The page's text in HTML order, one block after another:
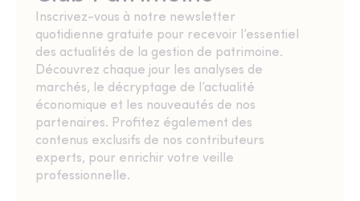
Inscrivez-vous à notre newsletter
quotidienne gratuite pour recevoir l’essentiel
des actualités de la gestion de patrimoine.
Découvrez chaque jour les analyses de
marchés, le décryptage de l’actualité
économique et les nouveautés de nos
partenaires. Profitez également des
contenus exclusifs de nos contributeurs
experts, pour enrichir votre veille
professionnelle.